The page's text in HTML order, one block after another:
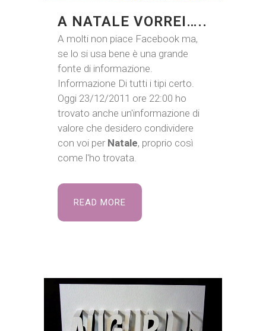
A NATALE VORREI…..
A molti non piace Facebook ma,
se lo si usa bene è una grande
fonte di informazione.
Informazione Di tutti i tipi certo.
Oggi 23/12/2011 ore 22:00 ho
trovato anche un'informazione di
valore che desidero condividere
con voi per Natale, proprio così
come l'ho trovata.
READ MORE